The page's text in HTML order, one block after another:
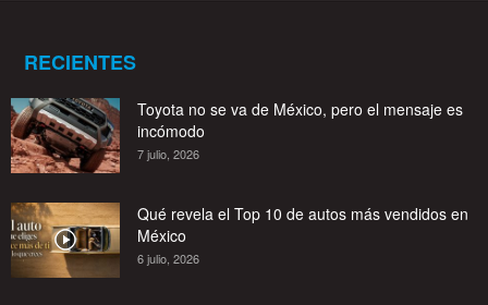
RECIENTES
Toyota no se va de México, pero el mensaje es
incómodo
7 julio, 2026
Qué revela el Top 10 de autos más vendidos en
México
6 julio, 2026